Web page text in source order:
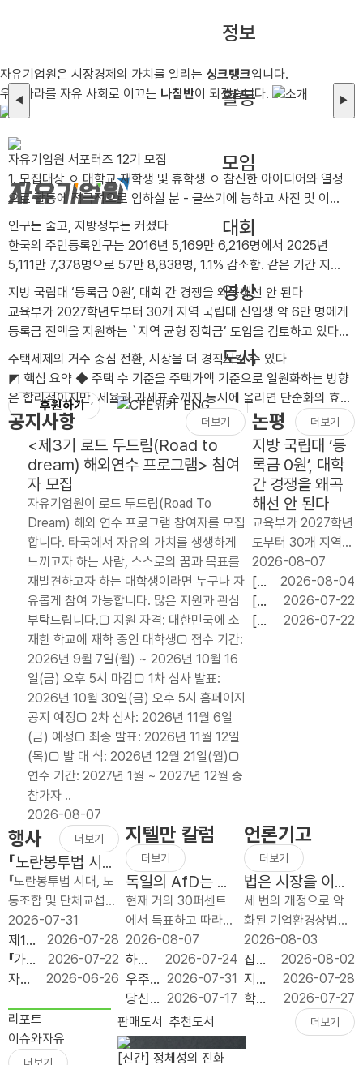
정보
활동
모임
대회
영상
도서
후원하기 ENG
자유기업원은 시장경제의 가치를 알리는 싱크탱크입니다.
우리나라를 자유 사회로 이끄는 나침반이 되겠습니다.
◀ ▶
자유기업원 서포터즈 12기 모집
1. 모집대상 ㅇ 대학교 재학생 및 휴학생 ㅇ 참신한 아이디어와 열정
으로 활동에 적극적으로 임하실 분 - 글쓰기에 능하고 사진 및 이미
지 편집이 가능한 자 - 타 서포터즈 활동 유경험자 및 SNS 활용 가
능자, 그래픽툴 활용 가능자는 가산점 부여 ㅇ 2026년 12월까지 성
실한 활동이 가능한 분 - 월 2회 이상 콘텐츠(카드뉴스, 블로그, 동영
상 등) 제작이 가능한 분 - 발대식 및 수료식(비대면)에 참석 가능한
분 *발대식 일시/장소: 2026년 8월 28일 금요일 오후 1시 / 선유
도역 8번 출구 인근 어반322 5층 푸른홀 *불참시 서포터즈 자격이
박탈됩니다. 2. 모집인원 ㅇ 총 00명 3. 활동기간 ..
인구는 줄고, 지방정부는 커졌다
한국의 주민등록인구는 2016년 5,169만 6,216명에서 2025년
5,111만 7,378명으로 57만 8,838명, 1.1% 감소함. 같은 기간 지방
공무원 정원은 30만 7,566명에서 38만 4,155..
지방 국립대 ‘등록금 0원’, 대학 간 경쟁을 왜곡해선 안 된다
교육부가 2027학년도부터 30개 지역 국립대 신입생 약 6만 명에게
등록금 전액을 지원하는 `지역 균형 장학금’ 도입을 검토하고 있다.
연간 지원 규모는 약 2천억 원이..
주택세제의 거주 중심 전환, 시장을 더 경직시킬 수 있다
◩ 핵심 요약 ◆ 주택 수 기준을 주택가액 기준으로 일원화하는 방향
은 합리적이지만, 세율과 과세표준까지 동시에 올리면 단순화의 효과
가 상쇄될 수 있음.◆ 장기..
공지사항 더보기
<제3기 로드 두드림(Road to
dream) 해외연수 프로그램> 참여
자 모집
자유기업원이 로드 두드림(Road To
Dream) 해외 연수 프로그램 참여자를 모집
합니다. 타국에서 자유의 가치를 생생하게
느끼고자 하는 사람, 스스로의 꿈과 목표를
재발견하고자 하는 대학생이라면 누구나 자
유롭게 참여 가능합니다. 많은 지원과 관심
부탁드립니다.□ 지원 자격: 대한민국에 소
재한 학교에 재학 중인 대학생□ 접수 기간:
2026년 9월 7일(월) ~ 2026년 10월 16
일(금) 오후 5시 마감□ 1차 심사 발표:
2026년 10월 30일(금) 오후 5시 홈페이지
공지 예정□ 2차 심사: 2026년 11월 6일
(금) 예정□ 최종 발표: 2026년 11월 12일
(목)□ 발 대 식: 2026년 12월 21일(월)□
연수 기간: 2027년 1월 ~ 2027년 12월 중
참가자 ..
2026-08-07
논평 더보기
지방 국립대 ‘등
록금 0원’, 대학
간 경쟁을 왜곡
해선 안 된다
교육부가 2027학년
도부터 30개 지역
국립대 신입생 약 6
만 명에게 등록금 전
액을 지원하는 `지
역 균형 장학금’ 도
2026-08-07
[논
평]
임
편
보
다
단
순
하
고
예
측
가
2026-08-04
[논
평]
반드
시
가야
할
재정
개혁
이다
2026-07-22
[논
대상
이
될
수
없다
2026-07-22
행사 더보기
『노란봉투법 시
대, 노동조합 및
단체교섭 어떻게
대응하나?』 출간
기념 북콘서트
『노란봉투법 시대, 노
동조합 및 단체교섭
어떻게 대응하나』 북
콘서트가 2026년 7
월 31일(금) 오전 10
시 푸른홀에서 개최되
는 개정 노란봉투법 ..
2026-07-31
제1회
좋은
규제
대상
시상
식
2026-07-28
『가짜
공공
모두
를 위
한다
2026-07-22
자유
원 서
포터
즈 11
2026-06-26
지텔만 칼럼
더보기
독일의 AfD는 얼
마나 좌익인가?
현재 거의 30퍼센트
에서 득표하고 따라서
최근 설문 조사들에
따르면 그 나라의 가
장 강한 정당, 독일의
AfD(독일 대안당;
Alternative for
Germany)는 두 공동
의장 알..
2026-08-07
하늘
의 채
굴: 우
주가
사유
를 필
2026-07-24
우주
는 다
음의
튤립
열기
2026-07-31
당신
이 일
론 머
스크
2026-07-17
언론기고
더보기
법은 시장을 이끄
는 명령이 아니라
시장을 지키는 규
칙이어야 한다
세 번의 개정으로 악
화된 기업환경상법이
1년 사이에 세 번 바뀌
었다. 2025년 7월 1
차 개정은 이사의 충
실의무 대상에 회사와
함께 `주주’를 넣었고,
사외이사의 이름..
2026-08-03
집값
으로
‘실수
‘투
2026-08-02
지방
투자,
논리
2026-07-28
학생
고 교
2026-07-27
리포트
이슈와자유
더보기
판매도서 추천도서 더보기
[신간] 정체성의 진화